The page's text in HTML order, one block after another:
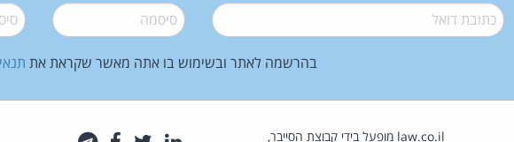
דואל* סיסמה*
בהרשמה לאתר ובשימוש בו אתה מאשר שקראת את
law.co.il מופעל בידי קבוצת הסייבר,